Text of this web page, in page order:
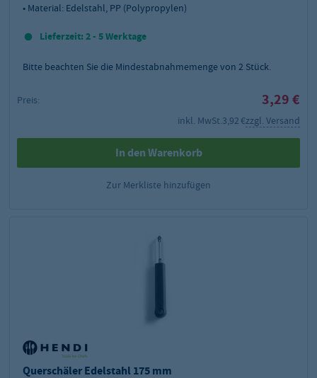
• Material: Edelstahl, PP (Polypropylen)
Lieferzeit: 2 - 5 Werktage
Bitte beachten Sie die Mindestabnahmemenge von 2 Stück.
Preis: 3,29 €
inkl. MwSt.3,92 €zzgl. Versand
In den Warenkorb
Zur Merkliste hinzufügen
Querschäler Edelstahl 175 mm